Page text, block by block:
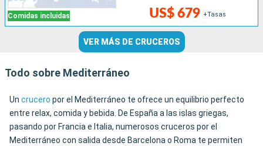
Comidas incluidas US$ 679 +Tasas
VER MÁS DE CRUCEROS
Todo sobre Mediterráneo
Un crucero por el Mediterráneo te ofrece un equilibrio perfecto
entre relax, comida y bebida. De España a las islas griegas,
pasando por Francia e Italia, numerosos cruceros por el
Mediterráneo con salida desde Barcelona o Roma te permiten